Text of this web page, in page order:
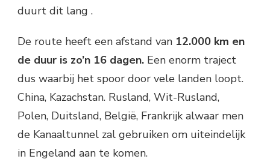
duurt dit lang .
De route heeft een afstand van 12.000 km en
de duur is zo’n 16 dagen. Een enorm traject
dus waarbij het spoor door vele landen loopt.
China, Kazachstan. Rusland, Wit-Rusland,
Polen, Duitsland, België, Frankrijk alwaar men
de Kanaaltunnel zal gebruiken om uiteindelijk
in Engeland aan te komen.